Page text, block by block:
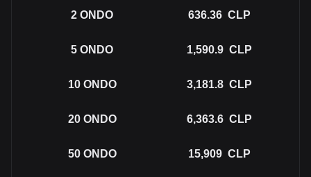
2 ONDO 636.36 CLP
5 ONDO 1,590.9 CLP
10 ONDO 3,181.8 CLP
20 ONDO 6,363.6 CLP
50 ONDO 15,909 CLP